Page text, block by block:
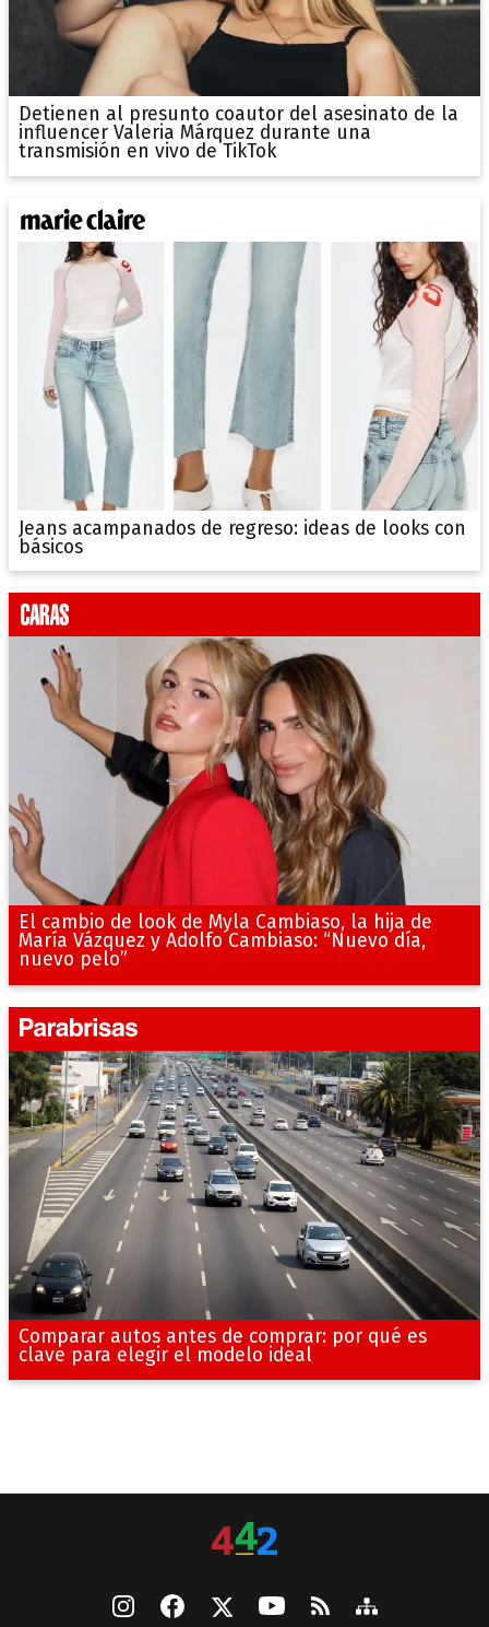
Detienen al presunto coautor del asesinato de la
influencer Valeria Márquez durante una
transmisión en vivo de TikTok
Jeans acampanados de regreso: ideas de looks con
básicos
El cambio de look de Myla Cambiaso, la hija de
María Vázquez y Adolfo Cambiaso: “Nuevo día,
nuevo pelo”
Comparar autos antes de comprar: por qué es
clave para elegir el modelo ideal